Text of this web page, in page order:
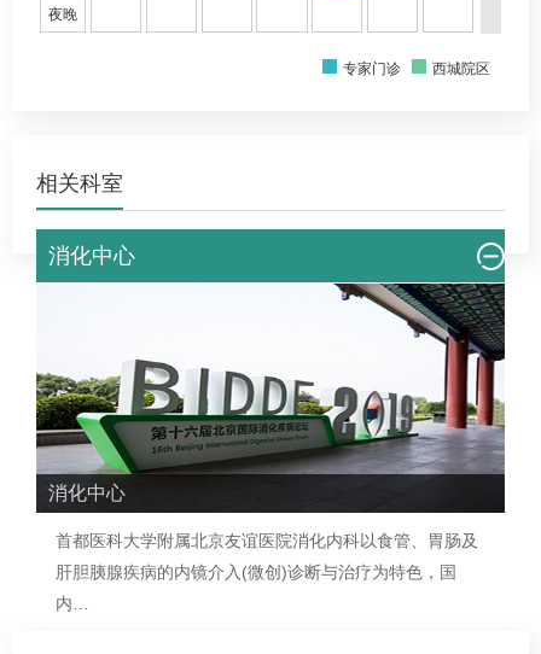
夜晚
专家门诊 西城院区
相关科室
消化中心
消化中心
首都医科大学附属北京友谊医院消化内科以食管、胃肠及
肝胆胰腺疾病的内镜介入(微创)诊断与治疗为特色，国
内…